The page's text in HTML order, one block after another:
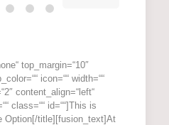
top_margin=“10″
icon=““ width=““
content_align=“left“
class=““ id=““]This is
Option[/title][fusion_text]At